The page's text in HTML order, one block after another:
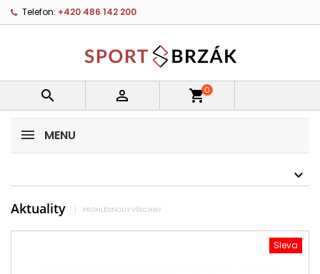
Telefon: +420 486 142 200
  shopping_cart0
MENU
Aktuality PROHLÉDNOUT VŠECHNY
Sleva